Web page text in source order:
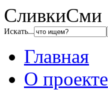
СливкиСми
Искать...
Главная
О проекте